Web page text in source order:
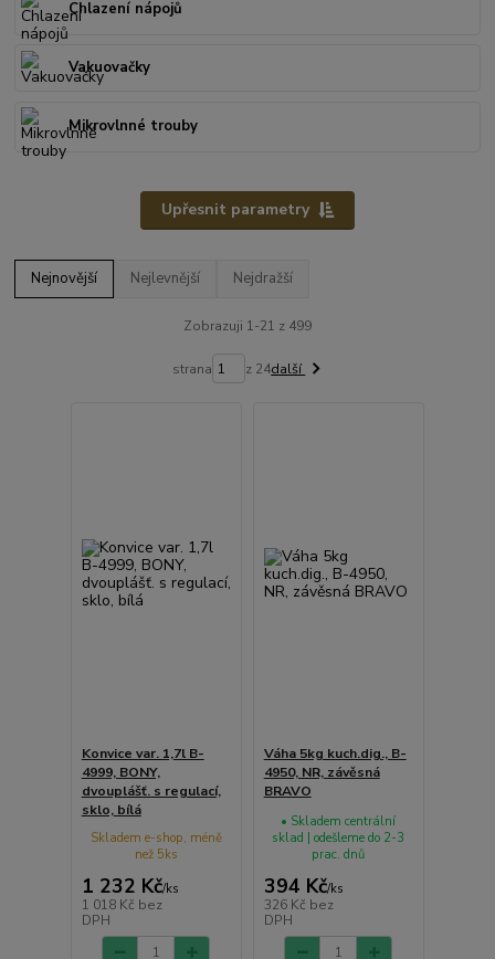
Chlazení nápojů
Vakuovačky
Mikrovlnné trouby
Upřesnit parametry
Nejnovější Nejlevnější Nejdražší
Zobrazuji 1-21 z 499
strana z 24další
Konvice var. 1,7l B-
4999, BONY,
dvouplášť. s regulací,
sklo, bílá
1 232 Kč/ks
1 018 Kč bez
DPH
Skladem e-shop, méně
než 5ks
Váha 5kg kuch.dig., B-
4950, NR, závěsná
BRAVO
394 Kč/ks
326 Kč bez
DPH
• Skladem centrální
sklad | odešleme do 2-3
prac. dnů